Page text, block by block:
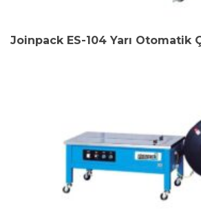
Joinpack ES-104 Yarı Otomatik